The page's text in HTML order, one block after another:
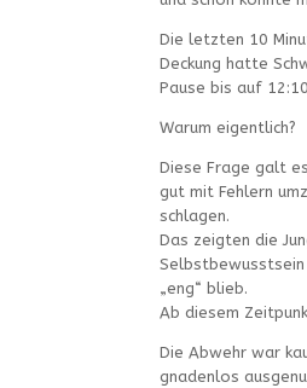
Die letzten 10
Deckung hatte
Pause bis auf
Warum eigentlich?
Diese Frage galt
gut mit Fehlern
schlagen.
Das zeigten die
Selbstbewusstsein
„eng“ blieb.
Ab diesem
Die Abwehr war
gnadenlos